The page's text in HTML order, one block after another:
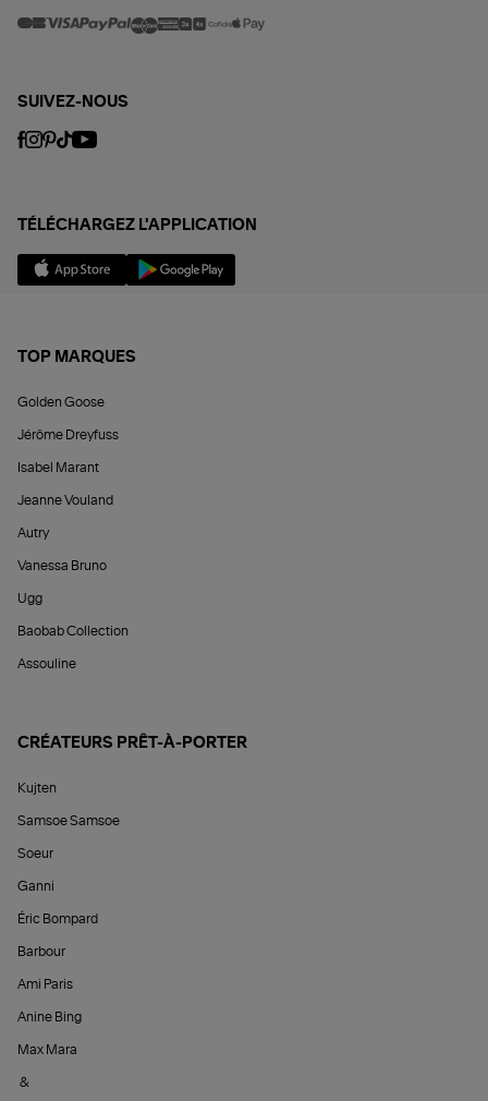
SUIVEZ-NOUS
TÉLÉCHARGEZ L'APPLICATION
TOP MARQUES
Golden Goose
Jérôme Dreyfuss
Isabel Marant
Jeanne Vouland
Autry
Vanessa Bruno
Ugg
Baobab Collection
Assouline
CRÉATEURS PRÊT-À-PORTER
Kujten
Samsoe Samsoe
Soeur
Ganni
Éric Bompard
Barbour
Ami Paris
Anine Bing
Max Mara
&